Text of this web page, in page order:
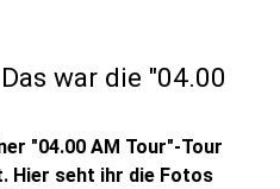
war die "04.00
"04.00 AM Tour"-Tour
Hier seht ihr die Fotos